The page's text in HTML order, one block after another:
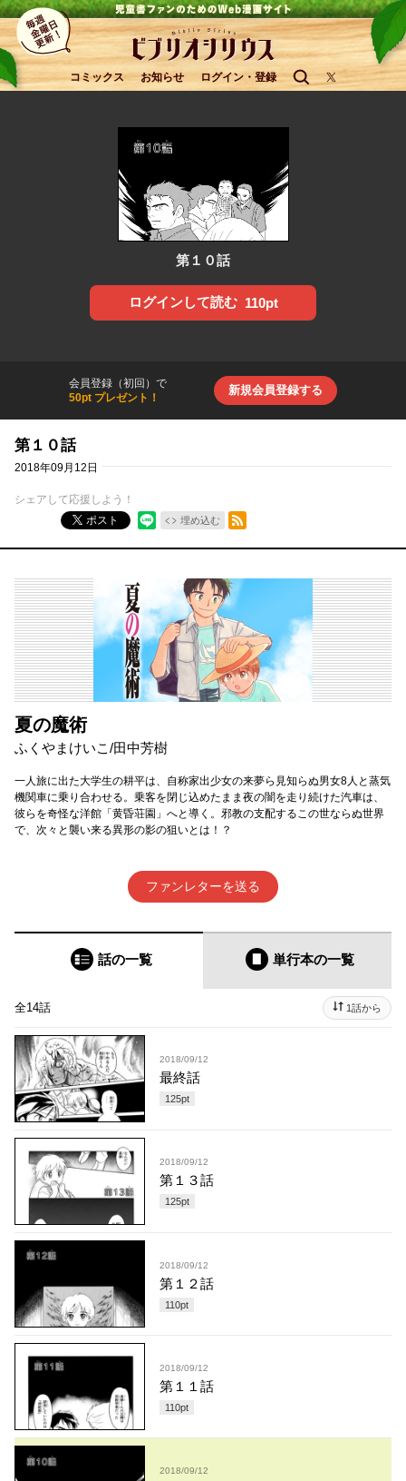
コミックス お知らせ ログイン・登録
第１０話
ログインして読む 110pt
会員登録（初回）で
50pt プレゼント！
新規会員登録する
第１０話
2018年09月12日
シェアして応援しよう！
ポスト
埋め込む
RSSフィード
夏の魔術
ふくやまけいこ /田中芳樹
一人旅に出た大学生の耕平は、自称家出少女の来夢ら見知らぬ男女8人と蒸気
機関車に乗り合わせる。乗客を閉じ込めたまま夜の闇を走り続けた汽車は、
彼らを奇怪な洋館「黄昏荘園」へと導く。邪教の支配するこの世ならぬ世界
で、次々と襲い来る異形の影の狙いとは！？
ファンレターを送る
話の一覧 単行本の一覧
全14話 1話から
2018/09/12
最終話
125pt
2018/09/12
第１３話
125pt
2018/09/12
第１２話
110pt
2018/09/12
第１１話
110pt
2018/09/12